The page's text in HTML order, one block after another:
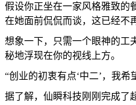
假设你正坐在一家风格雅致的
在她面前侃侃而谈，这已经不
想象一下，只需一个眼神的工
秘地浮现在你的视线上方。
“创业的初衷有点‘中二’，我
据了解，仙瞬科技刚刚完成了